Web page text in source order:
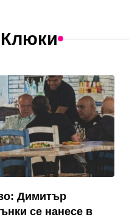
Димитър
се нанесе в